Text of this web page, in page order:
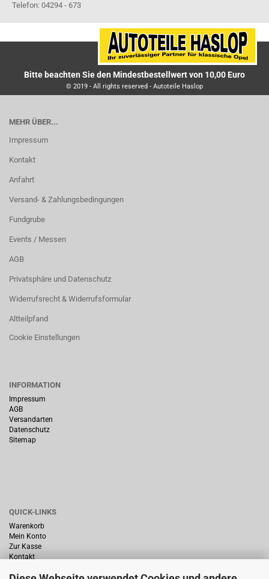
Telefon: 04294 - 673
Bitte beachten Sie den Mindestbestellwert von 10,00 Euro
© 2019 - All rights reserved - Autoteile Haslop
MEHR ÜBER...
Impressum
Kontakt
Anfahrt
Versand- & Zahlungsbedingungen
Fundgrube
Events / Messen
AGB
Privatsphäre und Datenschutz
Widerrufsrecht & Widerrufsformular
Altteilpfand
Cookie Einstellungen
INFORMATION
Impressum
AGB
Versandarten
Datenschutz
Sitemap
QUICK-LINKS
Warenkorb
Mein Konto
Zur Kasse
Kontakt